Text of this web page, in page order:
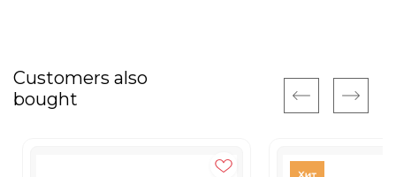
Customers also
bought